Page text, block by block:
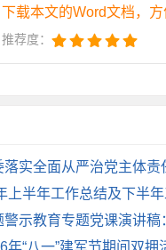
下载本文的Word文档，
推荐度：
落实全面从严治党主体
上半年工作总结及下半年
示教育专题党课演讲稿